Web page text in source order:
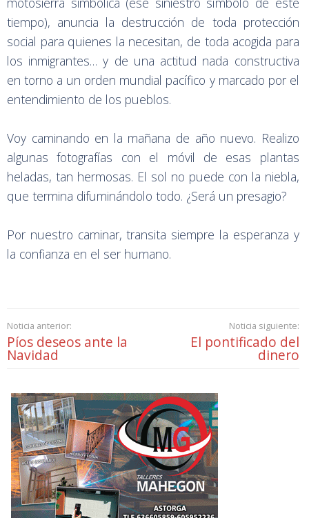
tiempo), anuncia la destrucción de toda protección
social para quienes la necesitan, de toda acogida para
los inmigrantes… y de una actitud nada constructiva
en torno a un orden mundial pacífico y marcado por el
entendimiento de los pueblos.
Voy caminando en la mañana de año nuevo. Realizo
algunas fotografías con el móvil de esas plantas
heladas, tan hermosas. El sol no puede con la niebla,
que termina difuminándolo todo. ¿Será un presagio?
Por nuestro caminar, transita siempre la esperanza y
la confianza en el ser humano.
Noticia anterior:
Píos deseos ante la
Navidad
Noticia siguiente:
El pontificado del
dinero